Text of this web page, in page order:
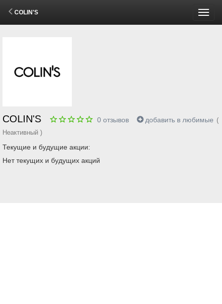
COLIN'S
COLIN'S 0 отзывов добавить в любимые (
Неактивный )
Текущие и будущие акции:
Нет текущих и будущих акций